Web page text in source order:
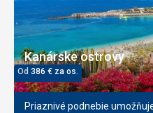
Kanárske ostrovy
Od 386 € za os.
Priaznivé podnebie